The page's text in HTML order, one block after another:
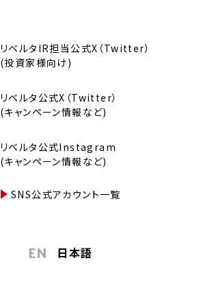
リベルタIR担当公式X（Twitter）
(投資家様向け)
リベルタ公式X（Twitter）
(キャンペーン情報など)
リベルタ公式Instagram
(キャンペーン情報など)
SNS公式アカウント一覧
EN 日本語